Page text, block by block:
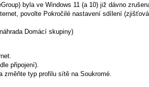
byla ve Windows 11 (a 10) již dávno
povolte Pokročilé nastavení sdílení
Domácí skupiny)
připojení).
typ profilu sítě na Soukromé.